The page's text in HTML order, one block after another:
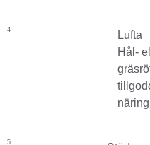
4
Lufta
Hål-
5